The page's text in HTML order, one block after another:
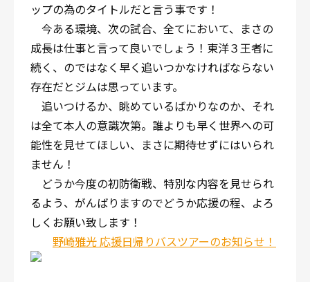
ップの為のタイトルだと言う事です！
今ある環境、次の試合、全てにおいて、まさの
成長は仕事と言って良いでしょう！東洋３王者に
続く、のではなく早く追いつかなければならない
存在だとジムは思っています。
追いつけるか、眺めているばかりなのか、それ
は全て本人の意識次第。誰よりも早く世界への可
能性を見せてほしい、まさに期待せずにはいられ
ません！
どうか今度の初防衛戦、特別な内容を見せられ
るよう、がんばりますのでどうか応援の程、よろ
しくお願い致します！
野崎雅光 応援日帰りバスツアーのお知らせ！